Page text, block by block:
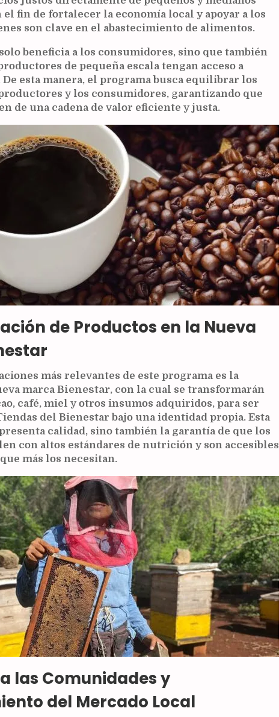
fin de fortalecer la economía local y apoyar a los
son clave en el abastecimiento de alimentos.
beneficia a los consumidores, sino que también
de pequeña escala tengan acceso a
esta manera, el programa busca equilibrar los
y los consumidores, garantizando que
de una cadena de valor eficiente y justa.
de Productos en la Nueva
más relevantes de este programa es la
marcaBienestar, con la cual se transformarán
café, miel y otros insumos adquiridos, para ser
del Bienestar bajo una identidad propia. Esta
calidad, sino también la garantía de que los
con altos estándares de nutrición y son accesibles
más los necesitan.
las Comunidades y
del Mercado Local